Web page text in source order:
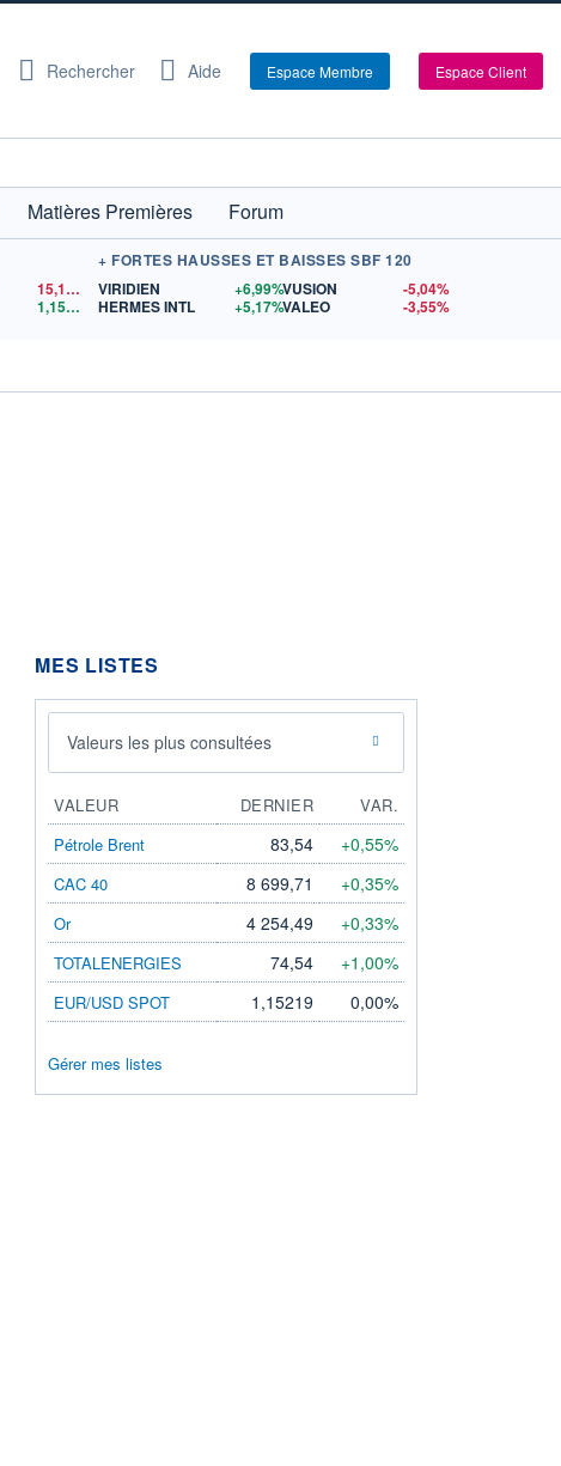
Rechercher Aide Espace Membre Espace Client
Matières Premières
Forum
15,15$US
1,1522 $US
+ FORTES HAUSSES ET BAISSES SBF 120
VIRIDIEN
+6,99%
HERMES INTL
+5,17%
VUSION
-5,04%
VALEO
-3,55%
MES LISTES
Valeurs les plus consultées
VALEUR DERNIER
VAR.
Pétrole Brent
83,54 +0,55%
CAC 40 8 699,71 +0,35%
Or 4 254,49 +0,33%
TOTALENERGIES 74,54 +1,00%
EUR/USD SPOT 1,15219 0,00%
Gérer mes listes